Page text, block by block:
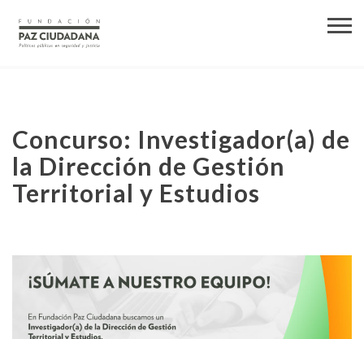
Concurso: Investigador(a) de
la Dirección de Gestión
Territorial y Estudios